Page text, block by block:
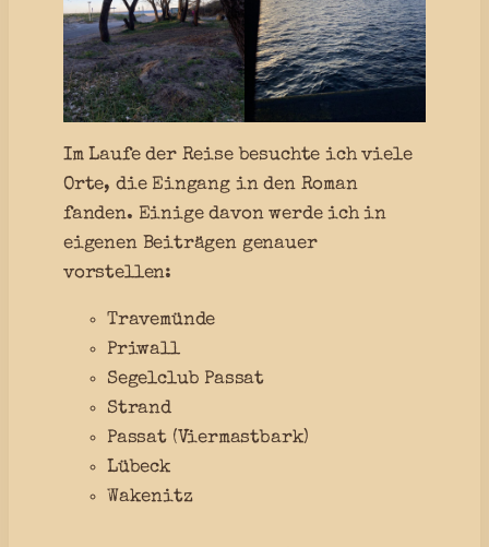
Im Laufe der Reise besuchte ich viele
Orte, die Eingang in den Roman
fanden. Einige davon werde ich in
eigenen Beiträgen genauer
vorstellen:
Travemünde
Priwall
Segelclub Passat
Strand
Passat (Viermastbark)
Lübeck
Wakenitz